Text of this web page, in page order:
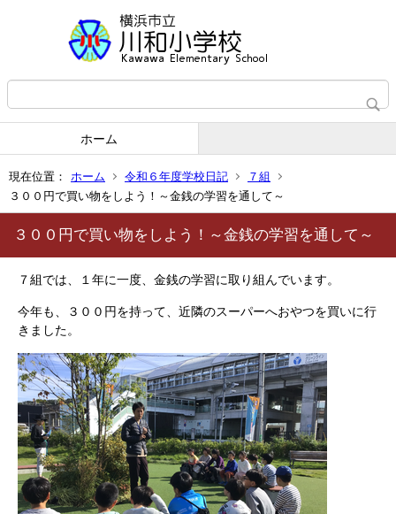
ホーム
現在位置： ホーム 令和６年度学校日記
７組
３００円で買い物をしよう！～金銭の学習を通して～
３００円で買い物をしよう！～金銭の学習を通して～
７組では、１年に一度、金銭の学習に取り組んでいます。
今年も、３００円を持って、近隣のスーパーへおやつを買いに行
きました。